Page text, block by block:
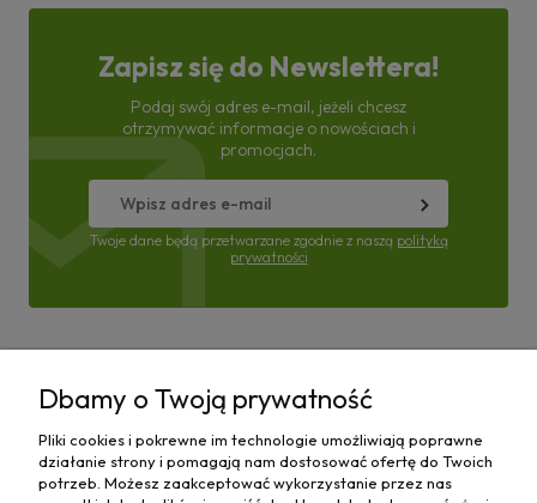
Zapisz się do Newslettera!
Podaj swój adres e-mail, jeżeli chcesz
otrzymywać informacje o nowościach i
promocjach.
Twoje dane będą przetwarzane zgodnie z naszą polityką
prywatności
Moje konto
Płatności i dostawa
Dbamy o Twoją prywatność
Pliki cookies i pokrewne im technologie umożliwiają poprawne
działanie strony i pomagają nam dostosować ofertę do Twoich
potrzeb. Możesz zaakceptować wykorzystanie przez nas